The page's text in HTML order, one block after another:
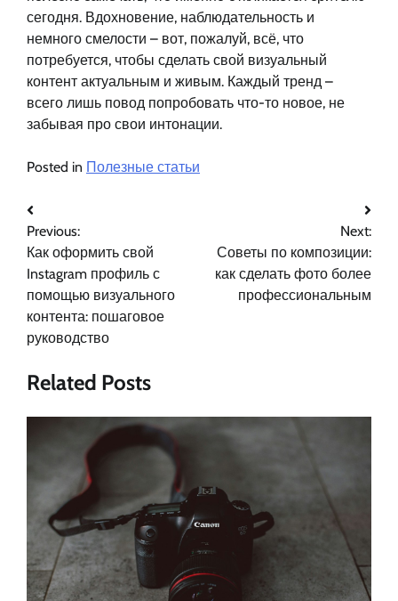
сегодня. Вдохновение, наблюдательность и
немного смелости – вот, пожалуй, всё, что
потребуется, чтобы сделать свой визуальный
контент актуальным и живым. Каждый тренд –
всего лишь повод попробовать что-то новое, не
забывая про свои интонации.
Posted in Полезные статьи
Навигация
по
записям
Previous:
Как оформить свой
Instagram профиль с
помощью визуального
контента: пошаговое
руководство
Next:
Советы по композиции:
как сделать фото более
профессиональным
Related Posts